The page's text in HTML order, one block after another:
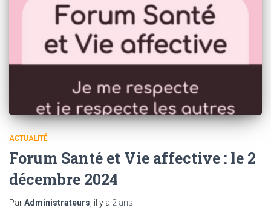
ACTUALITÉ
Forum Santé et Vie affective : le 2
décembre 2024
ParAdministrateurs , il y a 2 ans